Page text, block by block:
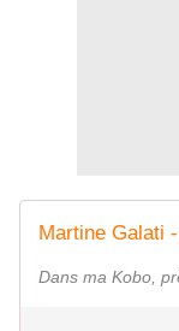
Dans ma Kobo,